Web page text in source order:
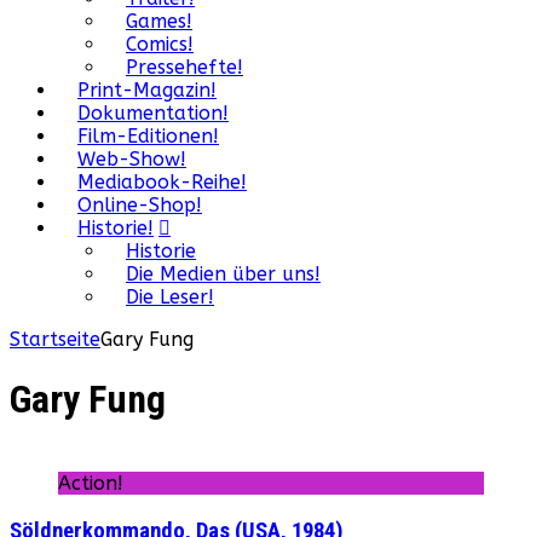
Games!
Comics!
Pressehefte!
Print-Magazin!
Dokumentation!
Film-Editionen!
Web-Show!
Mediabook-Reihe!
Online-Shop!
Historie!
Historie
Die Medien über uns!
Die Leser!
StartseiteGary Fung
Gary Fung
Action!
Söldnerkommando, Das (USA, 1984)